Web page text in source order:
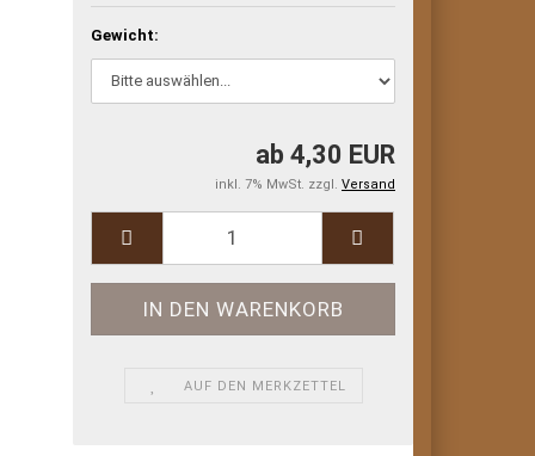
Gewicht:
ab 4,30 EUR
inkl. 7% MwSt. zzgl. Versand
AUF DEN MERKZETTEL